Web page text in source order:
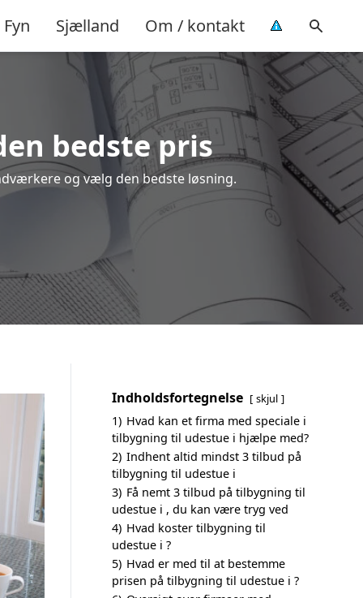
Fyn Sjælland Om / kontakt
bedste pris
og vælg den bedste løsning.
Indholdsfortegnelse skjul
1) Hvad kan et firma med speciale i
tilbygning til udestue i hjælpe med?
2) Indhent altid mindst 3 tilbud på
tilbygning til udestue i
3) Få nemt 3 tilbud på tilbygning til
udestue i , du kan være tryg ved
4) Hvad koster tilbygning til
udestue i ?
5) Hvad er med til at bestemme
prisen på tilbygning til udestue i ?